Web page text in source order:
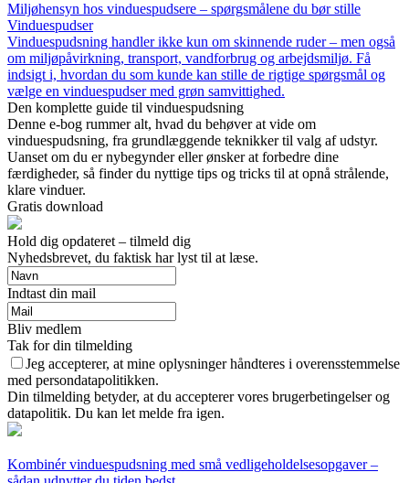
Miljøhensyn hos vinduespudsere – spørgsmålene du bør stille
Vinduespudser
Vinduespudsning handler ikke kun om skinnende ruder – men også
om miljøpåvirkning, transport, vandforbrug og arbejdsmiljø. Få
indsigt i, hvordan du som kunde kan stille de rigtige spørgsmål og
vælge en vinduespudser med grøn samvittighed.
Den komplette guide til vinduespudsning
Denne e-bog rummer alt, hvad du behøver at vide om
vinduespudsning, fra grundlæggende teknikker til valg af udstyr.
Uanset om du er nybegynder eller ønsker at forbedre dine
færdigheder, så finder du nyttige tips og tricks til at opnå strålende,
klare vinduer.
Gratis download
Hold dig opdateret – tilmeld dig
Nyhedsbrevet, du faktisk har lyst til at læse.
Indtast din mail
Bliv medlem
Tak for din tilmelding
Jeg accepterer, at mine oplysninger håndteres i overensstemmelse
med persondatapolitikken.
Din tilmelding betyder, at du accepterer vores brugerbetingelser og
datapolitik. Du kan let melde fra igen.
Kombinér vinduespudsning med små vedligeholdelsesopgaver –